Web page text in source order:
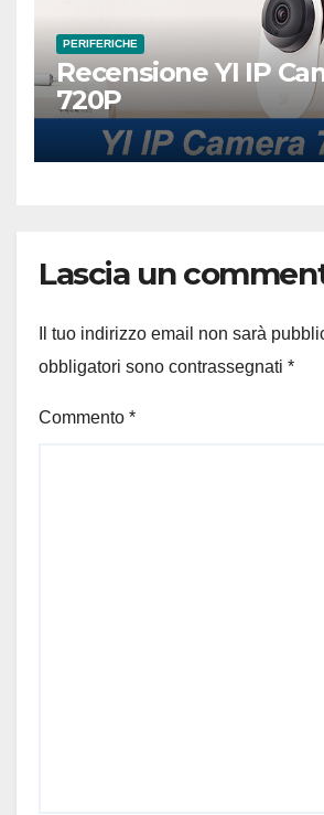
PERIFERICHE
Recensione YI IP
720P
Lascia un
Il tuo indirizzo email non sarà
obbligatori sono contrassegnati *
Commento *